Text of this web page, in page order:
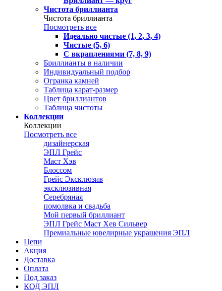
Чистота бриллианта
Чистота бриллианта
Посмотреть все
Идеально чистые (1, 2, 3, 4)
Чистые (5, 6)
С вкраплениями (7, 8, 9)
Бриллианты в наличии
Индивидуальный подбор
Огранка камней
Таблица карат-размер
Цвет бриллиантов
Таблица чистоты
Коллекции
Коллекции
Посмотреть все
дизайнерская
ЭПЛ Грейс
Маст Хэв
Блоссом
Грейс Эксклюзив
эксклюзивная
Серебряная
помолвка и свадьба
Мой первый бриллиант
ЭПЛ Грейс Маст Хев Сильвер
Премиальные ювелирные украшения ЭПЛ
Цепи
Акция
Доставка
Оплата
Под заказ
КОД ЭПЛ